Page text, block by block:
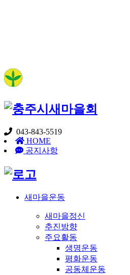
043-843-5519
HOME
공지사항
새마을운동
새마을정신
추진방향
주요활동
생명운동
평화운동
공동체운동